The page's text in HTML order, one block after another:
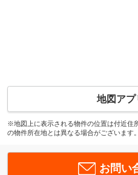
地図アプ
※地図上に表示される物件の位置は付近住
の物件所在地とは異なる場合がございます。
お問い